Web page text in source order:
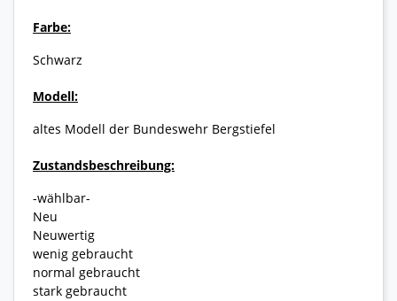
Farbe:
Schwarz
Modell:
altes Modell der Bundeswehr Bergstiefel
Zustandsbeschreibung:
-wählbar-
Neu
Neuwertig
wenig gebraucht
normal gebraucht
stark gebraucht